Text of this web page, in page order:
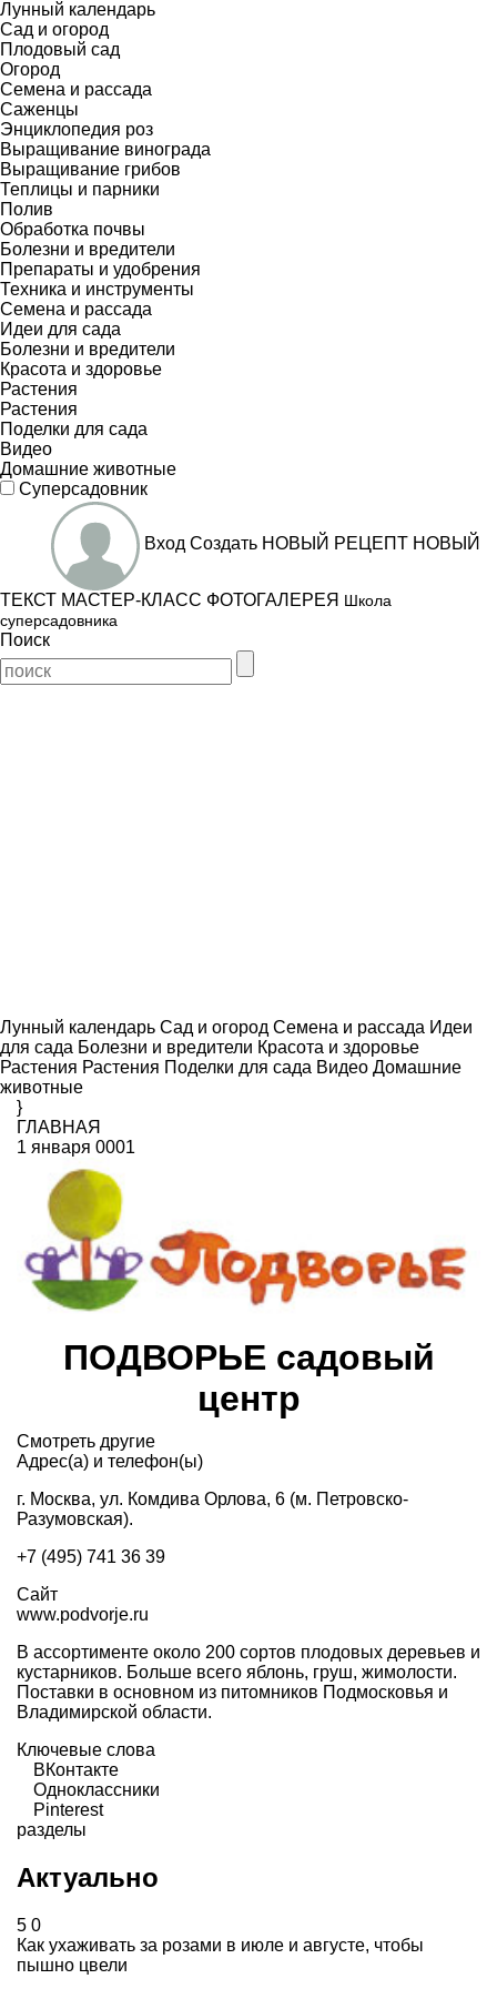
Лунный календарь
Сад и огород
Плодовый сад
Огород
Семена и рассада
Саженцы
Энциклопедия роз
Выращивание винограда
Выращивание грибов
Теплицы и парники
Полив
Обработка почвы
Болезни и вредители
Препараты и удобрения
Техника и инструменты
Семена и рассада
Идеи для сада
Болезни и вредители
Красота и здоровье
Растения
Растения
Поделки для сада
Видео
Домашние животные
Суперсадовник
Вход Создать НОВЫЙ РЕЦЕПТ НОВЫЙ
ТЕКСТ МАСТЕР-КЛАСС ФОТОГАЛЕРЕЯ Школа
суперсадовника
Поиск
Лунный календарь Сад и огород Семена и рассада Идеи
для сада Болезни и вредители Красота и здоровье
Растения Растения Поделки для сада Видео Домашние
животные
}
ГЛАВНАЯ
1 января 0001
ПОДВОРЬЕ садовый
центр
Смотреть другие
Адрес(а) и телефон(ы)
г. Москва, ул. Комдива Орлова, 6 (м. Петровско-
Разумовская).
+7 (495) 741 36 39
Сайт
www.podvorje.ru
В ассортименте около 200 сортов плодовых деревьев и
кустарников. Больше всего яблонь, груш, жимолости.
Поставки в основном из питомников Подмосковья и
Владимирской области.
Ключевые слова
ВКонтакте
Одноклассники
Pinterest
разделы
Актуально
5 0
Как ухаживать за розами в июле и августе, чтобы
пышно цвели